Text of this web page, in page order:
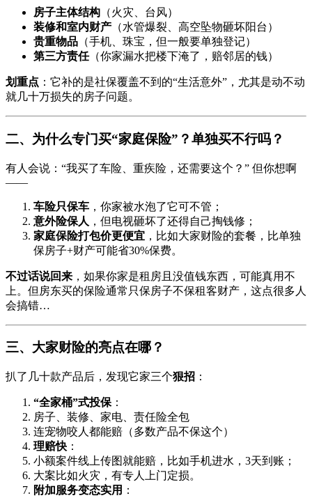
房子主体结构 （火灾、台风）
装修和室内财产 （水管爆裂、高空坠物砸坏阳台）
贵重物品 （手机、珠宝，但一般要单独登记）
第三方责任（你家漏水把楼下淹了，赔邻居的钱）
划重点 ：它补的是社保覆盖不到的“生活意外”，尤其是动不动
就几十万损失的房子问题。
二、为什么专门买“家庭保险”？单独买不行吗？
有人会说：“我买了车险、重疾险，还需要这个？” 但你想啊
——
车险只保车 ，你家被水泡了它可不管；
意外险保人 ，但电视砸坏了还得自己掏钱修；
家庭保险打包价更便宜 ，比如大家财险的套餐，比单独
保房子+财产可能省30%保费。
不过话说回来 ，如果你家是租房且没值钱东西，可能真用不
上。但房东买的保险通常只保房子不保租客财产，这点很多人
会搞错…
三、大家财险的亮点在哪？
扒了几十款产品后，发现它家三个狠招 ：
“全家桶”式投保 ：
房子、装修、家电、责任险全包
连宠物咬人都能赔（多数产品不保这个）
理赔快 ：
小额案件线上传图就能赔，比如手机进水，3天到账；
大案比如火灾，有专人上门定损。
附加服务变态实用 ：